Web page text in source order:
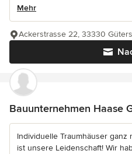
Mehr
Ackerstrasse 22, 33330
Bauunternehmen Haase
Individuelle Traumhäuser ganz
ist unsere Leidenschaft! Wir